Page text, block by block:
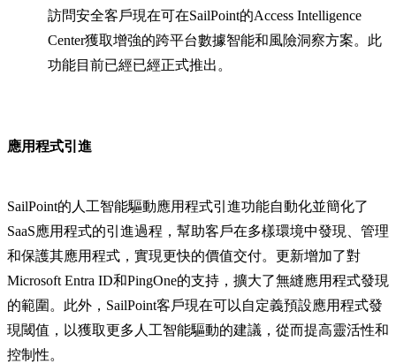
訪問安全客戶現在可在SailPoint的Access Intelligence
Center獲取增強的跨平台數據智能和風險洞察方案。此
功能目前已經已經正式推出。
應用程式引進
SailPoint的人工智能驅動應用程式引進功能自動化並簡化了
SaaS應用程式的引進過程，幫助客戶在多樣環境中發現、管理
和保護其應用程式，實現更快的價值交付。更新增加了對
Microsoft Entra ID和PingOne的支持，擴大了無縫應用程式發現
的範圍。此外，SailPoint客戶現在可以自定義預設應用程式發
現閾值，以獲取更多人工智能驅動的建議，從而提高靈活性和
控制性。